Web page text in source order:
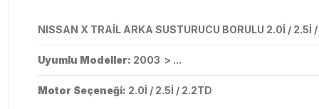
NISSAN X TRAİL ARKA SUSTURUCU BORULU 2.0İ /
Uyumlu Modeller: 2003 > ...
Motor Seçeneği: 2.0İ / 2.5İ / 2.2TD